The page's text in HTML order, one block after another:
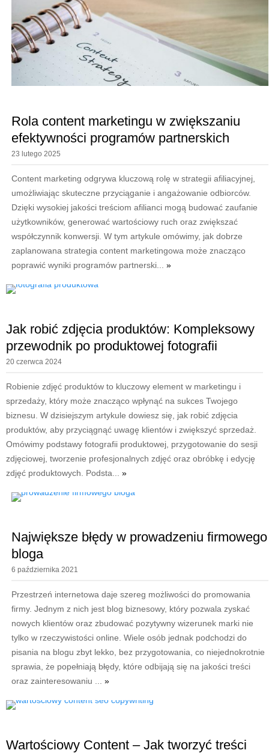
Rola content marketingu w zwiększaniu
efektywności programów partnerskich
23 lutego 2025
Content marketing odgrywa kluczową rolę w strategii afiliacyjnej,
umożliwiając skuteczne przyciąganie i angażowanie odbiorców.
Dzięki wysokiej jakości treściom afilianci mogą budować zaufanie
użytkowników, generować wartościowy ruch oraz zwiększać
współczynnik konwersji. W tym artykule omówimy, jak dobrze
zaplanowana strategia content marketingowa może znacząco
poprawić wyniki programów partnerski... »
Jak robić zdjęcia produktów: Kompleksowy
przewodnik po produktowej fotografii
20 czerwca 2024
Robienie zdjęć produktów to kluczowy element w marketingu i
sprzedaży, który może znacząco wpłynąć na sukces Twojego
biznesu. W dzisiejszym artykule dowiesz się, jak robić zdjęcia
produktów, aby przyciągnąć uwagę klientów i zwiększyć sprzedaż.
Omówimy podstawy fotografii produktowej, przygotowanie do sesji
zdjęciowej, tworzenie profesjonalnych zdjęć oraz obróbkę i edycję
zdjęć produktowych. Podsta... »
Największe błędy w prowadzeniu firmowego
bloga
6 października 2021
Przestrzeń internetowa daje szereg możliwości do promowania
firmy. Jednym z nich jest blog biznesowy, który pozwala zyskać
nowych klientów oraz zbudować pozytywny wizerunek marki nie
tylko w rzeczywistości online. Wiele osób jednak podchodzi do
pisania na blogu zbyt lekko, bez przygotowania, co niejednokrotnie
sprawia, że popełniają błędy, które odbijają się na jakości treści
oraz zainteresowaniu ... »
Wartościowy Content – Jak tworzyć treści